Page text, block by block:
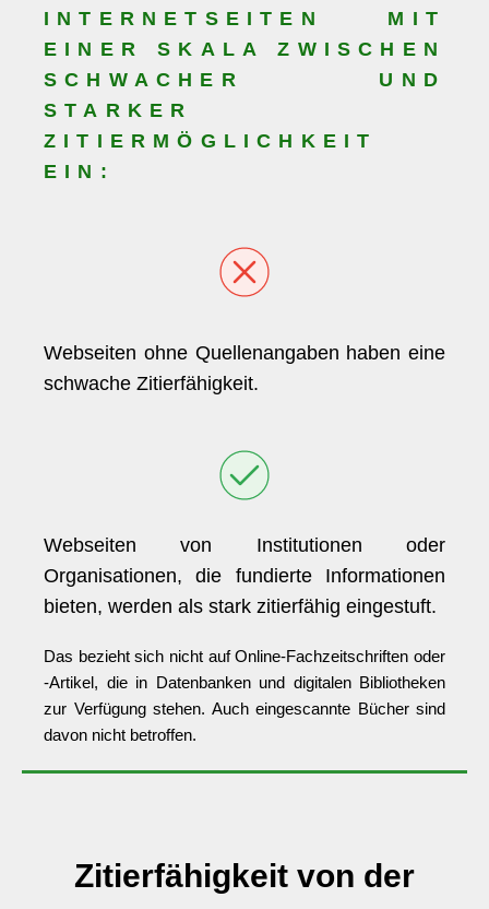
INTERNETSEITEN MIT
EINER SKALA ZWISCHEN
SCHWACHER UND
STARKER
ZITIERMÖGLICHKEIT
EIN:
Webseiten ohne Quellenangaben haben eine
schwache Zitierfähigkeit.
Webseiten von Institutionen oder
Organisationen, die fundierte Informationen
bieten, werden als stark zitierfähig eingestuft.
Das bezieht sich nicht auf Online-Fachzeitschriften oder
-Artikel, die in Datenbanken und digitalen Bibliotheken
zur Verfügung stehen. Auch eingescannte Bücher sind
davon nicht betroffen.
Zitierfähigkeit von der